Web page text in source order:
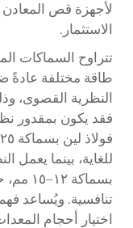
لأجهزة قص المعادن
الاستثمار.
تتراوح السماكات
طاقة مختلفة عادةً
النظرية القصوى،
للغاية، بينما يعمل
تنافسية. ويُساعد
اختيار أحجام